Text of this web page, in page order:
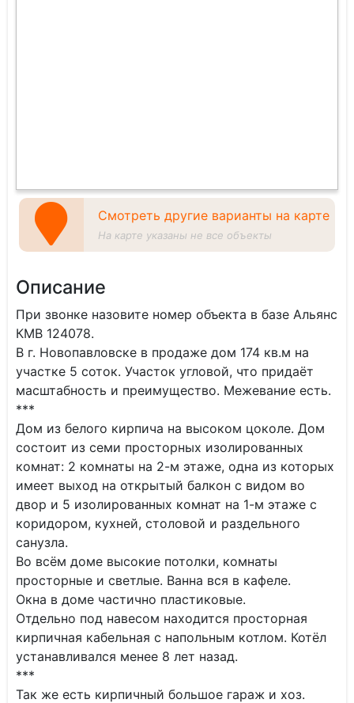
Смотреть другие варианты на карте
На карте указаны не все объекты
Описание
При звонке назовите номер объекта в базе Альянс
КМВ 124078.
В г. Новопавловске в продаже дом 174 кв.м на
участке 5 соток. Участок угловой, что придаёт
масштабность и преимущество. Межевание есть.
***
Дом из белого кирпича на высоком цоколе. Дом
состоит из семи просторных изолированных
комнат: 2 комнаты на 2-м этаже, одна из которых
имеет выход на открытый балкон с видом во
двор и 5 изолированных комнат на 1-м этаже с
коридором, кухней, столовой и раздельного
санузла.
Во всём доме высокие потолки, комнаты
просторные и светлые. Ванна вся в кафеле.
Окна в доме частично пластиковые.
Отдельно под навесом находится просторная
кирпичная кабельная с напольным котлом. Котёл
устанавливался менее 8 лет назад.
***
Так же есть кирпичный большое гараж и хоз.